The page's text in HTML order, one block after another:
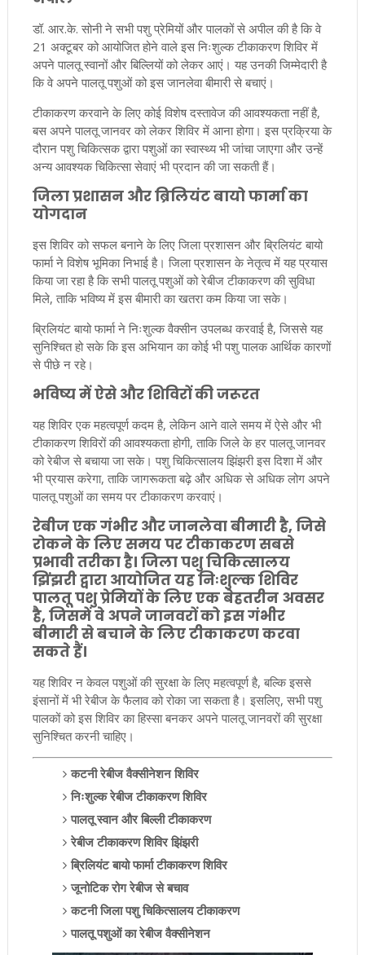
डॉ. आर.के. सोनी ने सभी पशु प्रेमियों और पालकों से अपील की है कि वे
21 अक्टूबर को आयोजित होने वाले इस निःशुल्क टीकाकरण शिविर में
अपने पालतू स्वानों और बिल्लियों को लेकर आएं। यह उनकी जिम्मेदारी है
कि वे अपने पालतू पशुओं को इस जानलेवा बीमारी से बचाएं।
टीकाकरण करवाने के लिए कोई विशेष दस्तावेज की आवश्यकता नहीं है,
बस अपने पालतू जानवर को लेकर शिविर में आना होगा। इस प्रक्रिया के
दौरान पशु चिकित्सक द्वारा पशुओं का स्वास्थ्य भी जांचा जाएगा और उन्हें
अन्य आवश्यक चिकित्सा सेवाएं भी प्रदान की जा सकती हैं।
जिला प्रशासन और ब्रिलियंट बायो फार्मा का
योगदान
इस शिविर को सफल बनाने के लिए जिला प्रशासन और ब्रिलियंट बायो
फार्मा ने विशेष भूमिका निभाई है। जिला प्रशासन के नेतृत्व में यह प्रयास
किया जा रहा है कि सभी पालतू पशुओं को रेबीज टीकाकरण की सुविधा
मिले, ताकि भविष्य में इस बीमारी का खतरा कम किया जा सके।
ब्रिलियंट बायो फार्मा ने निःशुल्क वैक्सीन उपलब्ध करवाई है, जिससे यह
सुनिश्चित हो सके कि इस अभियान का कोई भी पशु पालक आर्थिक कारणों
से पीछे न रहे।
भविष्य में ऐसे और शिविरों की जरूरत
यह शिविर एक महत्वपूर्ण कदम है, लेकिन आने वाले समय में ऐसे और भी
टीकाकरण शिविरों की आवश्यकता होगी, ताकि जिले के हर पालतू जानवर
को रेबीज से बचाया जा सके। पशु चिकित्सालय झिंझरी इस दिशा में और
भी प्रयास करेगा, ताकि जागरूकता बढ़े और अधिक से अधिक लोग अपने
पालतू पशुओं का समय पर टीकाकरण करवाएं।
रेबीज एक गंभीर और जानलेवा बीमारी है, जिसे
रोकने के लिए समय पर टीकाकरण सबसे
प्रभावी तरीका है। जिला पशु चिकित्सालय
झिंझरी द्वारा आयोजित यह निःशुल्क शिविर
पालतू पशु प्रेमियों के लिए एक बेहतरीन अवसर
है, जिसमें वे अपने जानवरों को इस गंभीर
बीमारी से बचाने के लिए टीकाकरण करवा
सकते हैं।
यह शिविर न केवल पशुओं की सुरक्षा के लिए महत्वपूर्ण है, बल्कि इससे
इंसानों में भी रेबीज के फैलाव को रोका जा सकता है। इसलिए, सभी पशु
पालकों को इस शिविर का हिस्सा बनकर अपने पालतू जानवरों की सुरक्षा
सुनिश्चित करनी चाहिए।
कटनी रेबीज वैक्सीनेशन शिविर
निःशुल्क रेबीज टीकाकरण शिविर
पालतू स्वान और बिल्ली टीकाकरण
रेबीज टीकाकरण शिविर झिंझरी
ब्रिलियंट बायो फार्मा टीकाकरण शिविर
जूनोटिक रोग रेबीज से बचाव
कटनी जिला पशु चिकित्सालय टीकाकरण
पालतू पशुओं का रेबीज वैक्सीनेशन